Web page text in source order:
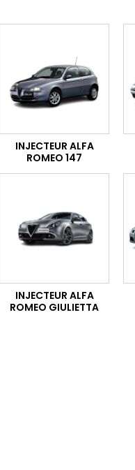
INJECTEUR ALFA
ROMEO 147
INJECTEUR ALFA
ROMEO GIULIETTA